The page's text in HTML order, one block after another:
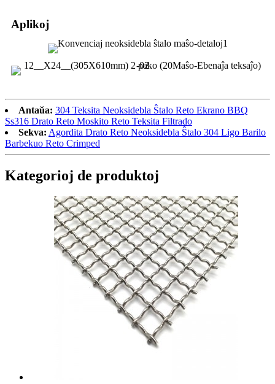
Aplikoj
Antaŭa: 304 Teksita Neoksidebla Ŝtalo Reto Ekrano BBQ
Ss316 Drato Reto Moskito Reto Teksita Filtrado
Sekva: Agordita Drato Reto Neoksidebla Ŝtalo 304 Ligo Barilo
Barbekuo Reto Crimped
Kategorioj de produktoj